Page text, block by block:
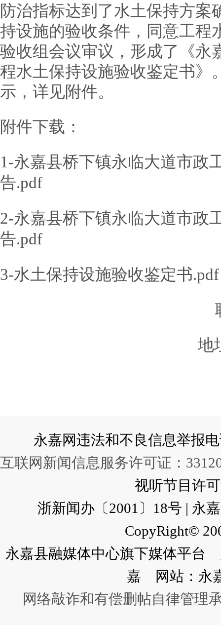
防治指标达到了水土保持方案
持设施的验收条件，同意工程
验收组会议审议，形成了《永
程水土保持设施验收鉴定书》
示，详见附件。
附件下载：
1-永嘉县桥下镇永临大道市政
告.pdf
2-永嘉县桥下镇永临大道市政
告.pdf
3-水土保持设施验收鉴定书.pdf
联
地址
永嘉网违法和不良信息举报
互联网新闻信息服务许可证：
视听节目许
浙新闻办〔2001〕18号 | 永
CopyRight©
永嘉县融媒体中心旗下媒体平
嘉 网站：永
网络敲诈和有偿删帖自律管理